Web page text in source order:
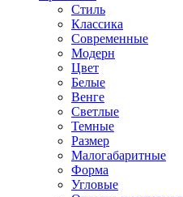
Стиль
Классика
Современные
Модерн
Цвет
Белые
Венге
Светлые
Темные
Размер
Малогабаритные
Форма
Угловые